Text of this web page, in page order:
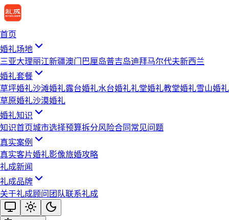
首页
婚礼场地
三亚大理丽江新疆澳门 巴厘岛普吉岛迪拜马尔代夫新西兰
婚礼套餐
草坪婚礼沙滩婚礼露台婚礼水台婚礼礼堂婚礼教堂婚礼雪山婚礼
草原婚礼沙漠婚礼
婚礼知识
知识首页城市选择预算拆分风险合同 常见问题
真实案例
真实客片婚礼影像旅婚攻略
礼成新闻
礼成品牌
关于礼成顾问团队联系礼成